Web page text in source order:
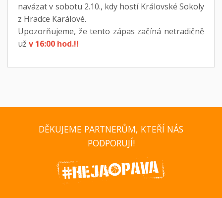
navázat v sobotu 2.10., kdy hostí Královské Sokoly
z Hradce Karálové.
Upozorňujeme, že tento zápas začíná netradičně
už v 16:00 hod.!!
DĚKUJEME PARTNERŮM, KTEŘÍ NÁS
PODPORUJÍ!